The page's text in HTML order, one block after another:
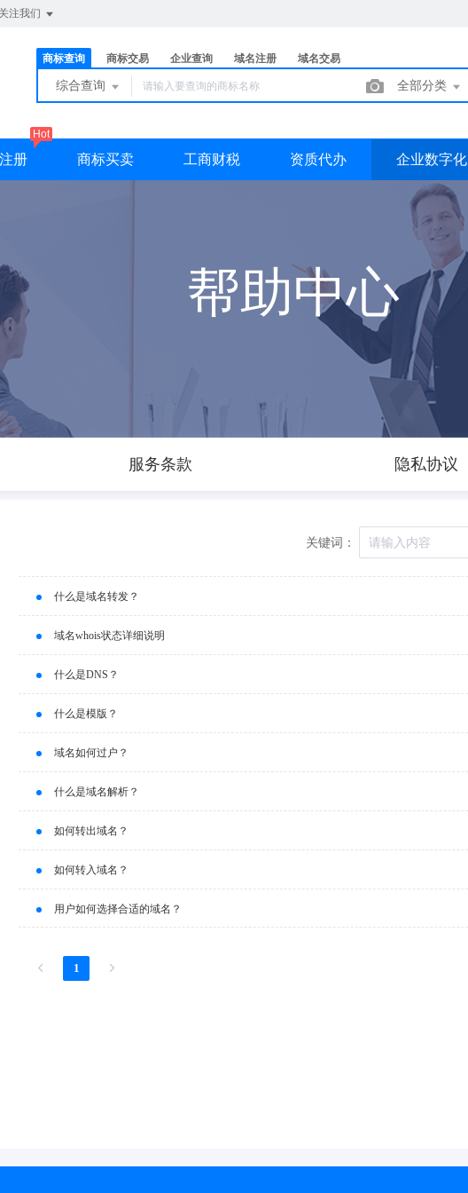
关注我们
商标查询 商标交易 企业查询 域名注册 域名交易
综合查询 全部分类
册
Hot
商标买卖 工商财税 资质代办 企业数字化
帮助中心
服务条款 隐私协议
关键词：
什么是域名转发？
域名whois状态详细说明
什么是DNS？
什么是模版？
域名如何过户？
什么是域名解析？
如何转出域名？
如何转入域名？
用户如何选择合适的域名？
1